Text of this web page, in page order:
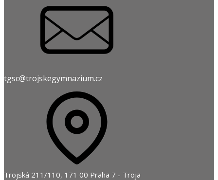
tgsc@trojskegymnazium.cz
Trojská 211/110, 171 00 Praha 7 - Troja